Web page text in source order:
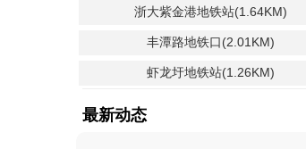
浙大紫金港地铁站(1.64KM)
丰潭路地铁口(2.01KM)
虾龙圩地铁站(1.26KM)
最新动态